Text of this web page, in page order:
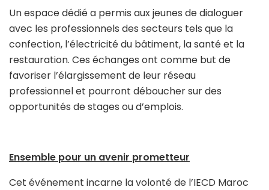
Un espace dédié a permis aux jeunes de dialoguer
avec les professionnels des secteurs tels que la
confection, l’électricité du bâtiment, la santé et la
restauration. Ces échanges ont comme but de
favoriser l’élargissement de leur réseau
professionnel et pourront déboucher sur des
opportunités de stages ou d’emplois.
Ensemble pour un avenir prometteur
Cet événement incarne la volonté de l’IECD Maroc